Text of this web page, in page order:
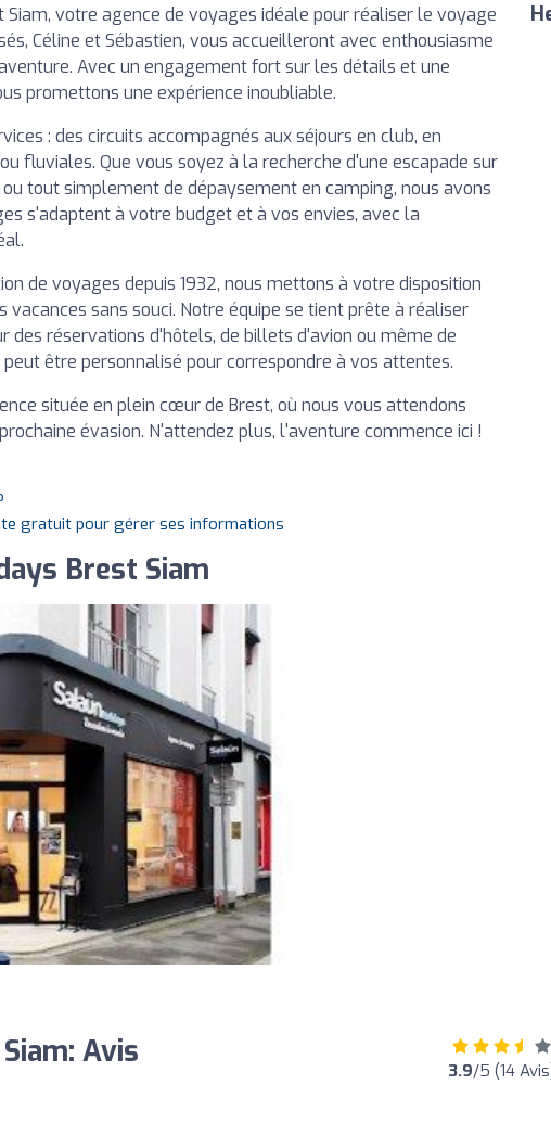
Siam, votre agence de voyages idéale pour réaliser le voyage
Céline et Sébastien, vous accueilleront avec enthousiasme
Avec un engagement fort sur les détails et une
promettons une expérience inoubliable.
: des circuits accompagnés aux séjours en club, en
fluviales. Que vous soyez à la recherche d'une escapade sur
tout simplement de dépaysement en camping, nous avons
s'adaptent à votre budget et à vos envies, avec la
de voyages depuis 1932, nous mettons à votre disposition
sans souci. Notre équipe se tient prête à réaliser
des réservations d'hôtels, de billets d'avion ou même de
être personnalisé pour correspondre à vos attentes.
située en plein cœur de Brest, où nous vous attendons
évasion. N'attendez plus, l'aventure commence ici !
gratuit pour gérer ses informations
Brest Siam
Avis 3.9/5 (14